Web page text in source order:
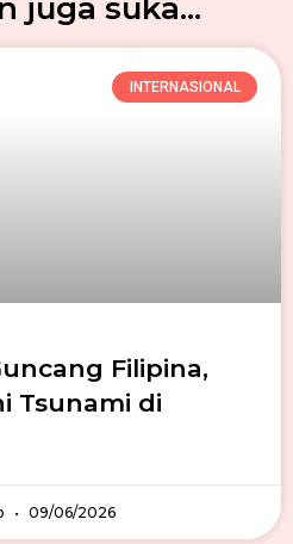
juga suka...
INTERNASIONAL
Filipina,
Tsunami di
09/06/2026